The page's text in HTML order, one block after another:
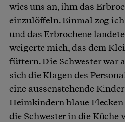
wies uns an, ihm das
einzulöffeln. Einmal zog ich
und das Erbrochene
weigerte mich, das dem
füttern. Die Schwester war
sich die Klagen des
eine aussenstehende
Heimkindern blaue
die Schwester in die Küche